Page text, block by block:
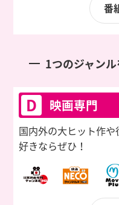
番
1つのジャン
D 映画専門
国内外の大ヒット作
好きならぜひ！